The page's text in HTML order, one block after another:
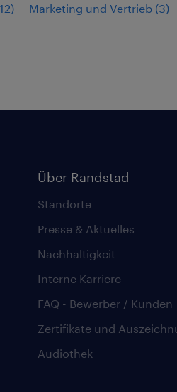
12) Marketing und Vertrieb (3)
Über Randstad
Standorte
Presse & Aktuelles
Nachhaltigkeit
Interne Karriere
FAQ - Bewerber / Kunden
Zertifikate und
Audiothek